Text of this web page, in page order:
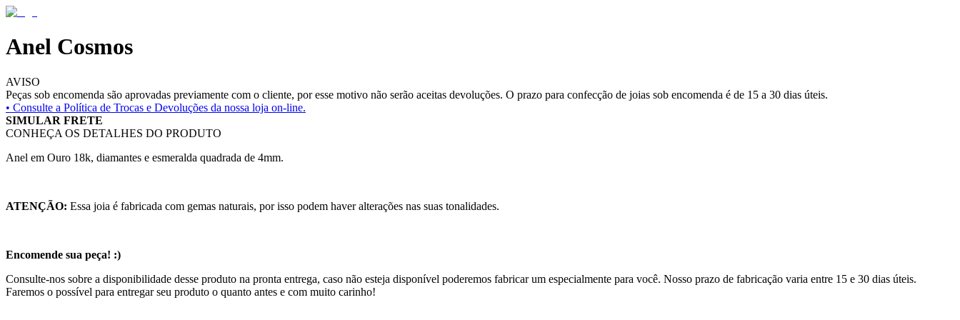
Anel Cosmos
AVISO
Peças sob encomenda são aprovadas previamente com o cliente, por esse motivo não serão aceitas devoluções. O prazo para confecção de joias sob encomenda é de 15 a 30 dias úteis.
• Consulte a Política de Trocas e Devoluções da nossa loja on-line.
SIMULAR FRETE
CONHEÇA OS DETALHES DO PRODUTO
Anel em Ouro 18k, diamantes e esmeralda quadrada de 4mm.
ATENÇÃO: Essa joia é fabricada com gemas naturais, por isso podem haver alterações nas suas tonalidades.
Encomende sua peça! :)
Consulte-nos sobre a disponibilidade desse produto na pronta entrega, caso não esteja disponível poderemos fabricar um especialmente para você. Nosso prazo de fabricação varia entre 15 e 30 dias úteis.
Faremos o possível para entregar seu produto o quanto antes e com muito carinho!